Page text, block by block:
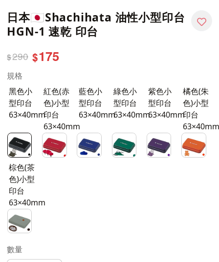
日本🇯🇵Shachihata 油性小型印台
HGN-1 速乾 印台
$290 $175
規格
黑色小
型印台
63×40mm
紅色(赤
色)小型
印台
63×40mm
藍色小
型印台
63×40mm
綠色小
型印台
63×40mm
紫色小
型印台
63×40mm
橘色(朱
色)小型
印台
棕色(茶
色)小型
印台
63×40mm
數量